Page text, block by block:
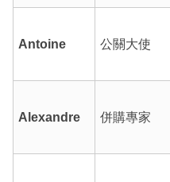
Antoine 公關大使
Alexandre 併購專家